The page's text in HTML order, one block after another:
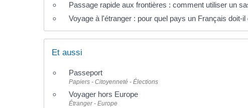
Passage rapide aux frontières : comment utiliser un
Voyage à l'étranger : pour quel pays un Français doit-
Et aussi
Passeport
Papiers - Citoyenneté - Élections
Voyager hors Europe
Étranger - Europe